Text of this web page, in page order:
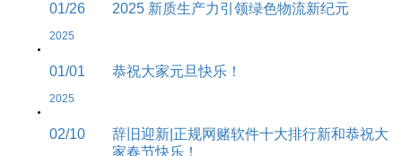
01/26
2025
2025 新质生产力引领绿色物流新纪元
01/01
2025
恭祝大家元旦快乐！
02/10
辞旧迎新|正规网赌软件十大排行新和恭祝大
家春节快乐！